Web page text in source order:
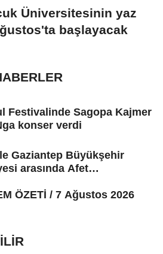
Üniversitesinin yaz
başlayacak
Festivalinde Sagopa Kajmer
konser verdi
Gaziantep Büyükşehir
arasında Afet
ÖZETİ / 7 Ağustos 2026